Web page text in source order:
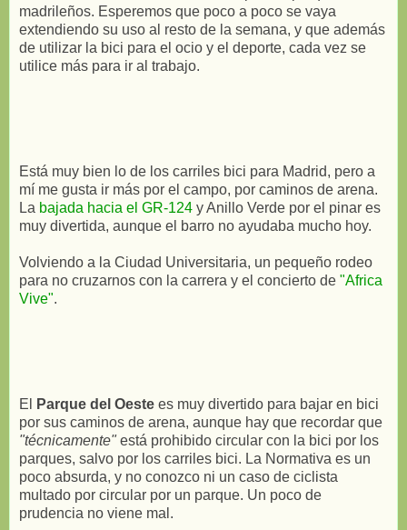
madrileños. Esperemos que poco a poco se vaya
extendiendo su uso al resto de la semana, y que además
de utilizar la bici para el ocio y el deporte, cada vez se
utilice más para ir al trabajo.
Está muy bien lo de los carriles bici para Madrid, pero a
mí me gusta ir más por el campo, por caminos de arena.
La bajada hacia el GR-124 y Anillo Verde por el pinar es
muy divertida, aunque el barro no ayudaba mucho hoy.
Volviendo a la Ciudad Universitaria, un pequeño rodeo
para no cruzarnos con la carrera y el concierto de "Africa
Vive".
El Parque del Oeste es muy divertido para bajar en bici
por sus caminos de arena, aunque hay que recordar que
"técnicamente"está prohibido circular con la bici por los
parques, salvo por los carriles bici. La Normativa es un
poco absurda, y no conozco ni un caso de ciclista
multado por circular por un parque. Un poco de
prudencia no viene mal.